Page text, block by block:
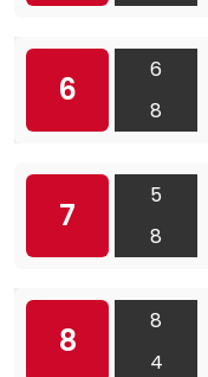
6
6
8
7
5
8
8
8
4